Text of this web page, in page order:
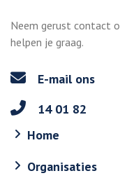
Neem gerust contact
helpen je graag.
E-mail ons
14 01 82
Home
Organisaties